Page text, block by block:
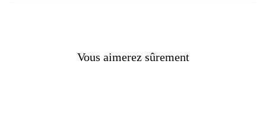
Vous aimerez sûrement